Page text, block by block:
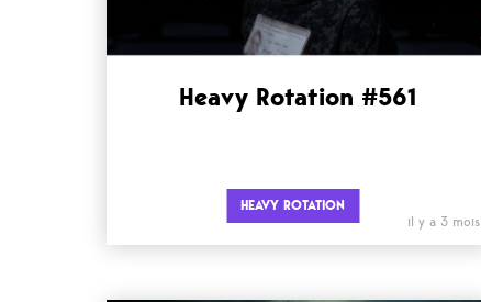
Heavy Rotation #561
HEAVY ROTATION
il y a 3 mois